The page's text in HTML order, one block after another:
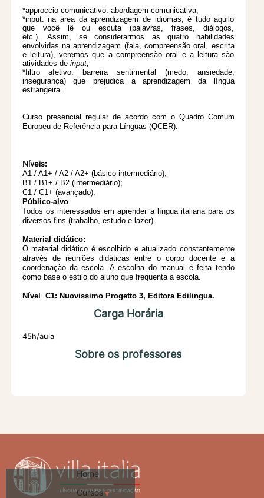
*approccio comunicativo: abordagem comunicativa;
*input: na área da aprendizagem de idiomas, é tudo aquilo
que você lê ou escuta (palavras, frases, diálogos,
etc.). Assim, se considerarmos as quatro habilidades
envolvidas na aprendizagem (fala, compreensão oral, escrita
e leitura), veremos que a compreensão oral e a leitura são
atividades de input;
*filtro afetivo: barreira sentimental (medo, ansiedade,
insegurança) que prejudica a aprendizagem da língua
estrangeira.
Curso presencial regular de acordo com o Quadro Comum
Europeu de Referência para
Línguas (QCER).
Níveis:
A1 / A1+ / A2 / A2+ (básico intermediário);
B1 / B1+ / B2 (intermediário);
C1 / C1+ (avançado).
Público-alvo
Todos os interessados em aprender a língua italiana para os
diversos fins (trabalho, estudo e lazer).
Material didático:
O material didático é escolhido e atualizado constantemente
através de reuniõesdidáticas entre o corpo docente e a
coordenação da escola. A escolha do manual é feita tendo
como base o estilo do aluno que frequenta a escola.
Nível C1: Nuovissimo Progetto 3, Editora Edilingua.
Carga Horária
45h/aula
Sobre os professores
Home
Cursos